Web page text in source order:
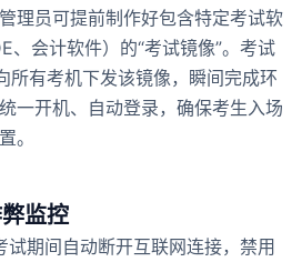
理员可提前制作好包含特定考试软
、会计软件）的“考试镜像”。考试
所有考机下发该镜像，瞬间完成环
一开机、自动登录，确保考生入场
。
监控
试期间自动断开互联网连接，禁用